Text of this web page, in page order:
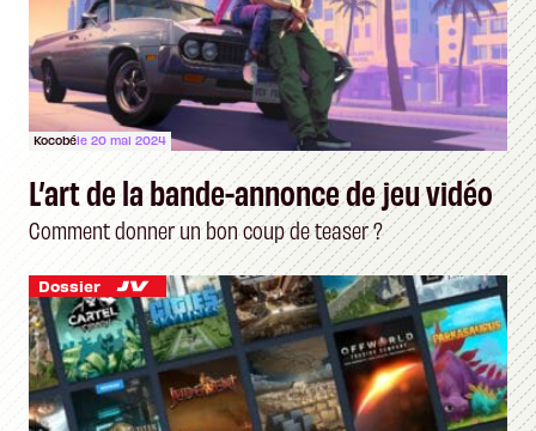
Kocobéle 20 mai 2024
L’art de la bande-annonce de jeu vidéo
Comment donner un bon coup de teaser ?
Dossier